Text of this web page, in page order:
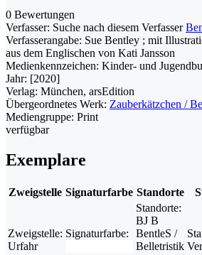
0 Bewertungen
Verfasser: Suche nach diesem Verfasser
Verfasserangabe: Sue Bentley ; mit
aus dem Englischen von Kati Jansson
Medienkennzeichen: Kinder- und
Jahr: [2020]
Verlag: München, arsEdition
Übergeordnetes Werk: Zauberkätzchen /
Mediengruppe: Print
verfügbar
Exemplare
Zweigstelle Signaturfarbe Standorte
Zweigstelle:
Urfahr
Signaturfarbe:
Standorte:
BJ B
BentleS /
Belletristik